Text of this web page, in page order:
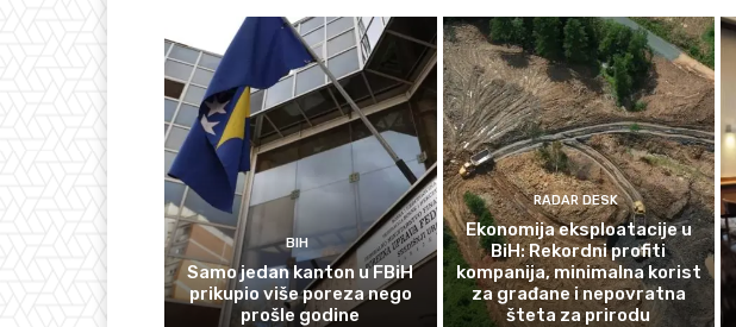
BIH
Samo jedan kanton u FBiH
prikupio više poreza nego
prošle godine
RADAR DESK
Ekonomija eksploatacije u
BiH: Rekordni profiti
kompanija, minimalna korist
za građane i nepovratna
šteta za prirodu